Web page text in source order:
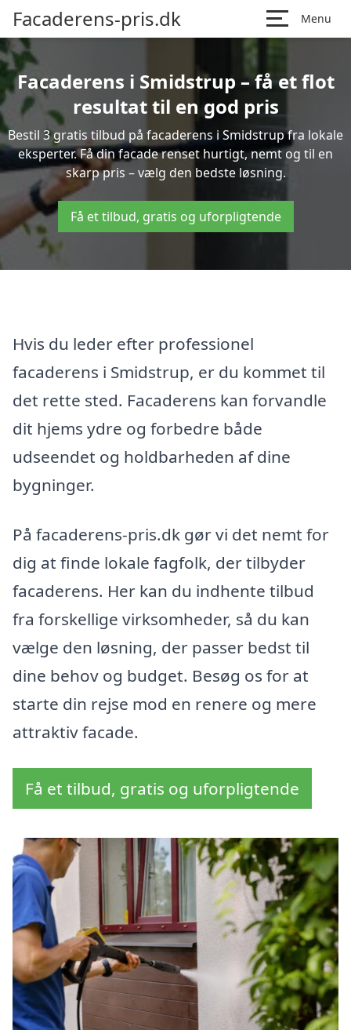
Facaderens-pris.dk Menu
Facaderens i Smidstrup – få et flot
resultat til en god pris
Bestil 3 gratis tilbud på facaderens i Smidstrup fra lokale
eksperter. Få din facade renset hurtigt, nemt og til en
skarp pris – vælg den bedste løsning.
Få et tilbud, gratis og uforpligtende
Hvis du leder efter professionel
facaderens i Smidstrup, er du kommet til
det rette sted. Facaderens kan forvandle
dit hjems ydre og forbedre både
udseendet og holdbarheden af dine
bygninger.
På facaderens-pris.dk gør vi det nemt for
dig at finde lokale fagfolk, der tilbyder
facaderens. Her kan du indhente tilbud
fra forskellige virksomheder, så du kan
vælge den løsning, der passer bedst til
dine behov og budget. Besøg os for at
starte din rejse mod en renere og mere
attraktiv facade.
Få et tilbud, gratis og uforpligtende